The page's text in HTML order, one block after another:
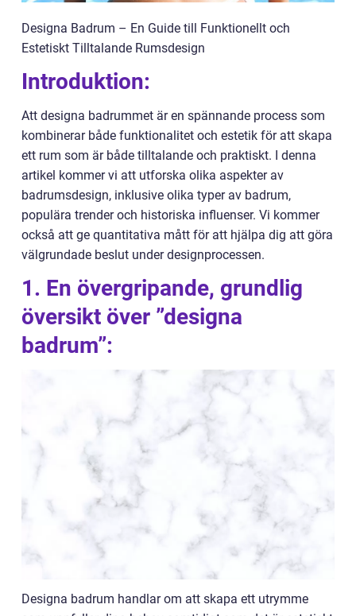
Designa Badrum – En Guide till Funktionellt och
Estetiskt Tilltalande Rumsdesign
Introduktion:
Att designa badrummet är en spännande process som
kombinerar både funktionalitet och estetik för att skapa
ett rum som är både tilltalande och praktiskt. I denna
artikel kommer vi att utforska olika aspekter av
badrumsdesign, inklusive olika typer av badrum,
populära trender och historiska influenser. Vi kommer
också att ge quantitativa mått för att hjälpa dig att göra
välgrundade beslut under designprocessen.
1. En övergripande, grundlig
översikt över ”designa
badrum”:
Designa badrum handlar om att skapa ett utrymme